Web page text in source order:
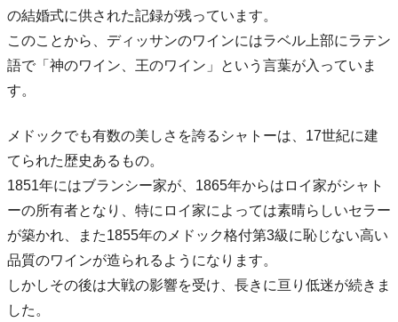
の結婚式に供された記録が残っています。
このことから、ディッサンのワインにはラベル上部にラテン
語で「神のワイン、王のワイン」という言葉が入っていま
す。
メドックでも有数の美しさを誇るシャトーは、17世紀に建
てられた歴史あるもの。
1851年にはブランシー家が、1865年からはロイ家がシャト
ーの所有者となり、特にロイ家によっては素晴らしいセラー
が築かれ、また1855年のメドック格付第3級に恥じない高い
品質のワインが造られるようになります。
しかしその後は大戦の影響を受け、長きに亘り低迷が続きま
した。